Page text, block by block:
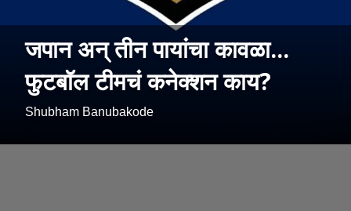
जपान अन् तीन पायांचा कावळा...
फुटबॉल टीमचं कनेक्शन काय?
Shubham Banubakode